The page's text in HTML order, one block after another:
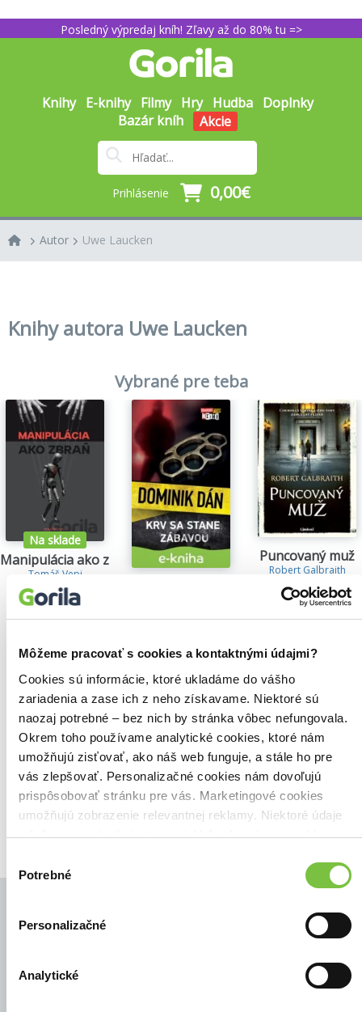
Môžeme pracovať s cookies a kontaktnými údajmi?
Cookies sú informácie, ktoré ukladáme do vášho
zariadenia a zase ich z neho získavame. Niektoré sú
naozaj potrebné – bez nich by stránka vôbec nefungovala.
Okrem toho používame analytické cookies, ktoré nám
umožňujú zisťovať, ako náš web funguje, a stále ho pre
vás zlepšovať. Personalizačné cookies nám dovoľujú
prispôsobovať stránku pre vás. Marketingové cookies
umožňujú zobrazenie relevantnej reklamy. Niektoré údaje
zdieľame aj s tretími stranami. Veľmi by nám pomohlo,
súhlasu
Potrebné
Personalizačné
Analytické
Posledný výpredaj kníh! Zľavy až do 80% tu =>
Knihy E-knihy Filmy Hry Hudba Doplnky
Bazár kníh
Akcie
Prihlásenie 0,00€
Autor Uwe Laucken
Knihy autora Uwe Laucken
Vybrané pre teba
Na sklade
Manipulácia ako zbraň
Tomáš Vepi
15,79€
14,35€
Puncovaný muž
Robert Galbraith
29,15€
Našli sme0titulov
Zoradiť podľa:
Filtrovať